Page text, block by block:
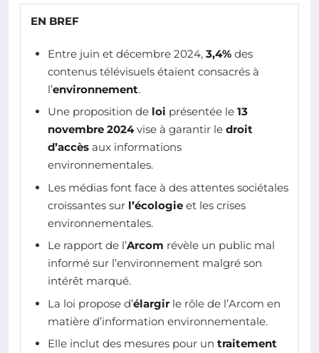
EN BREF
Entre juin et décembre 2024, 3,4% des
contenus télévisuels étaient consacrés à
l’environnement.
Une proposition de loi présentée le 13
novembre 2024vise à garantir le droit
d’accès aux informations
environnementales.
Les médias font face à des attentes sociétales
croissantes sur l’écologie et les crises
environnementales.
Le rapport de l’Arcom révèle un public mal
informé sur l’environnement malgré son
intérêt marqué.
La loi propose d’élargir le rôle de l’Arcom en
matière d’information environnementale.
Elle inclut des mesures pour un traitement